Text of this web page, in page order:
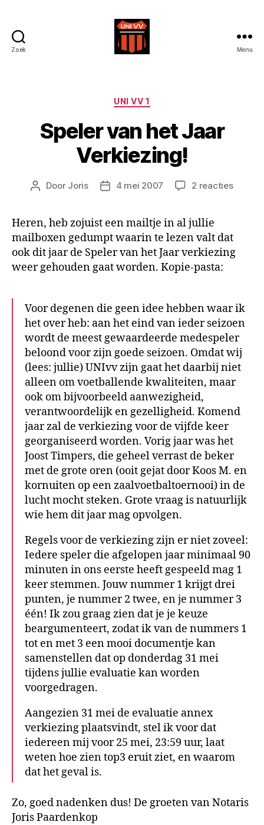
Zoek Menu
Categorieën
UNI VV 1
Speler van het Jaar
Verkiezing!
Berichtauteur
Door Joris Berichtdatum
4 mei 2007 2 reactiesop
Jaar
Heren, heb zojuist een mailtje in al jullie
mailboxen gedumpt waarin te lezen valt dat
ook dit jaar de Speler van het Jaar verkiezing
weer gehouden gaat worden. Kopie-pasta:
Voor degenen die geen idee hebben waar ik
het over heb: aan het eind van ieder seizoen
wordt de meest gewaardeerde medespeler
beloond voor zijn goede seizoen. Omdat wij
(lees: jullie) UNIvv zijn gaat het daarbij niet
alleen om voetballende kwaliteiten, maar
ook om bijvoorbeeld aanwezigheid,
verantwoordelijk en gezelligheid. Komend
jaar zal de verkiezing voor de vijfde keer
georganiseerd worden. Vorig jaar was het
Joost Timpers, die geheel verrast de beker
met de grote oren (ooit gejat door Koos M. en
kornuiten op een zaalvoetbaltoernooi) in de
lucht mocht steken. Grote vraag is natuurlijk
wie hem dit jaar mag opvolgen.
Regels voor de verkiezing zijn er niet zoveel:
Iedere speler die afgelopen jaar minimaal 90
minuten in ons eerste heeft gespeeld mag 1
keer stemmen. Jouw nummer 1 krijgt drei
punten, je nummer 2 twee, en je nummer 3
één! Ik zou graag zien dat je je keuze
beargumenteert, zodat ik van de nummers 1
tot en met 3 een mooi documentje kan
samenstellen dat op donderdag 31 mei
tijdens jullie evaluatie kan worden
voorgedragen.
Aangezien 31 mei de evaluatie annex
verkiezing plaatsvindt, stel ik voor dat
iedereen mij voor 25 mei, 23:59 uur, laat
weten hoe zien top3 eruit ziet, en waarom
dat het geval is.
Zo, goed nadenken dus! De groeten van Notaris
Joris Paardenkop